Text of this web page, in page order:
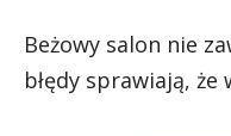
Beżowy salon nie
błędy sprawiają, że